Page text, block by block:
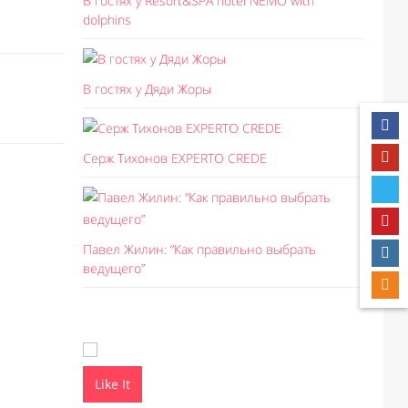
dolphins
В гостях у Дяди Жоры
Серж Тихонов EXPERTO CREDE
Павел Жилин: “Как правильно выбрать
ведущего”
Like It